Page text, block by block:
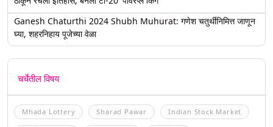
Ganesh Chaturthi 2024 Shubh Muhurat: गणेश चतुर्थीनिमित्त जाणून
घ्या, शहरनिहाय पूजेच्या वेळा
चर्चेतील विषय
Mhada Lottery Sharad Pawar Indian Stock Market